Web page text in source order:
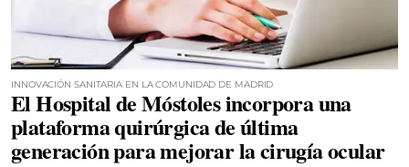
INNOVACIÓN SANITARIA EN LA COMUNIDAD DE MADRID
El Hospital de Móstoles incorpora una
plataforma quirúrgica de última
generación para mejorar la cirugía ocular